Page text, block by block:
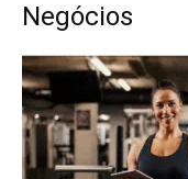
Negócios